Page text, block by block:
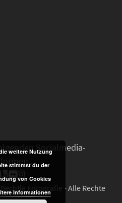
Socialmedia-
...
Fotografie - Alle Rechte
weitere Nutzung
stimmst du der
von Cookies
Informationen